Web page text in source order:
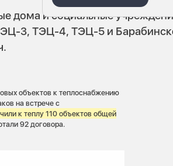
дома и социальные
3, ТЭЦ-4, ТЭЦ-5 и
объектов к теплоснабжению
на встрече с
к теплу 110 объектов общей
92 договора.